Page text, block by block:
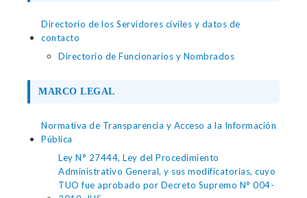
Directorio de los Servidores civiles y datos de
contacto
Directorio de Funcionarios y Nombrados
MARCO LEGAL
Normativa de Transparencia y Acceso a la Información
Pública
Ley N° 27444, Ley del Procedimiento
Administrativo General, y sus modificatorias, cuyo
TUO fue aprobado por Decreto Supremo N° 004-